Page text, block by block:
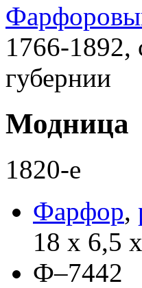
1766-1892,
губернии
Модница
1820-е
Фарфор,
18 х 6,5
Ф–7442